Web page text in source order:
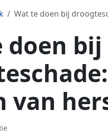
Wat te doen bij
doen bij
van